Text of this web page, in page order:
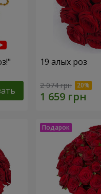
19 алых роз
2 074 грн